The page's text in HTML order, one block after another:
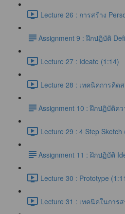
Lecture 26 : การสร้าง
​Assignment 9 : ฝึกปฏิบัติ
Lecture 27 : Ideate (1:14)
Lecture 28 : เทคนิคการคิด
​Assignment 10 : ฝึกปฏิบัติค
Lecture 29 : 4 Step Sketch
​Assignment 11 : ฝึกปฏิบัติ
Lecture 30 : Prototype
Lecture 31 : เทคนิคในการ